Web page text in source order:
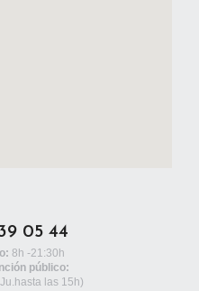
05 44
8h -21:30h
público:
las 15h)